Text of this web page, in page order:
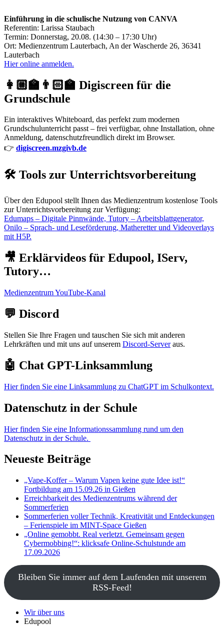
Einführung in die schulische Nutzung von CANVA
Referentin: Larissa Staubach
Termin: Donnerstag, 20.08. (14:30 – 17:30 Uhr)
Ort: Medienzentrum Lauterbach, An der Wascherde 26, 36341
Lauterbach
Hier online anmelden.
👩🏼‍🏫👨🏻‍🏫 Digiscreen für die
Grundschule
Ein interaktives Whiteboard, das perfekt zum modernen
Grundschulunterricht passt – frei verfügbar, ohne Installation, ohne
Anmeldung, datenschutzfreundlich direkt im Browser.
👉 digiscreen.mzgivb.de
🛠️ Tools zur Unterrichtsvorbereitung
Über den Edupool stellt Ihnen das Medienzentrum kostenlose Tools
zur Unterrichtsvorbereitung zur Verfügung:
Edumaps – Digitale Pinnwände, Tutory – Arbeitsblattgenerator,
Onilo – Sprach- und Leseförderung, Matheretter und Videoverlays
mit H5P.
🎥 Erklärvideos für Edupool, IServ,
Tutory…
Medienzentrum YouTube-Kanal
💬 Discord
Stellen Sie Ihre Fragen und tauschen Sie sich mit anderen
Lehrkräften und mit uns auf unserem Discord-Serveraus.
🤖 Chat GPT-Linksammlung
Hier finden Sie eine Linksammlung zu ChatGPT im Schulkontext.
Datenschutz in der Schule
Hier finden Sie eine Informationssammlung rund um den
Datenschutz in der Schule.
Neueste Beiträge
„Vape-Koffer – Warum Vapen keine gute Idee ist!“
Fortbildung am 15.09.26 in Gießen
Erreichbarkeit des Medienzentrums während der
Sommerferien
Sommerferien voller Technik, Kreativität und Entdeckungen
– Ferienspiele im MINT-Space Gießen
„Online gemobbt. Real verletzt. Gemeinsam gegen
Cybermobbing!“: klicksafe Online-Schulstunde am
17.09.2026
Bleiben Sie immer auf dem Laufenden mit unserem
RSS-Feed!
Wir über uns
Edupool